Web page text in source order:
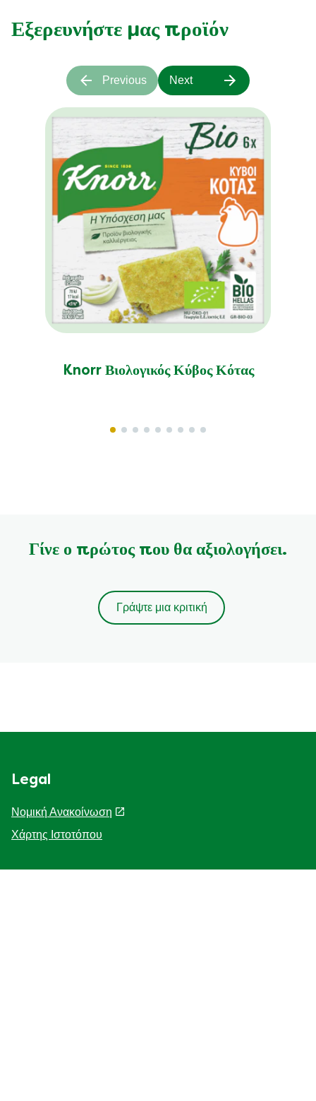
Εξερευνήστε μας προϊόν
Knorr Βιολογικός Κύβος Κότας
Previous Next
Γίνε ο πρώτος που θα αξιολογήσει.
Γράψτε μια κριτική
Legal
Νομική Ανακοίνωση
Χάρτης Ιστοτόπου